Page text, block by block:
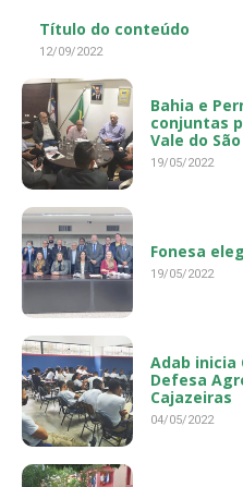
Título do conteúdo
12/09/2022
Bahia e
conjuntas
Vale do
19/05/2022
Fonesa
19/05/2022
Adab inicia
Defesa
Cajazeiras
04/05/2022